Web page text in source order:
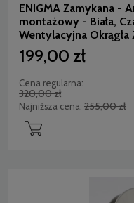
ENIGMA Zamykana -
montażowy - Biała,
Wentylacyjna Okrągła
199,00 zł
Cena regularna:
320,00 zł
Najniższa cena: 255,00 zł